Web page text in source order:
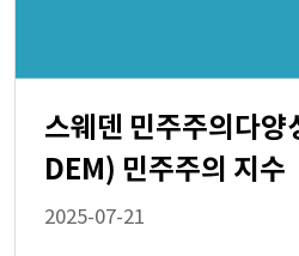
스웨덴 민주주의다
DEM) 민주주의 지수
2025-07-21